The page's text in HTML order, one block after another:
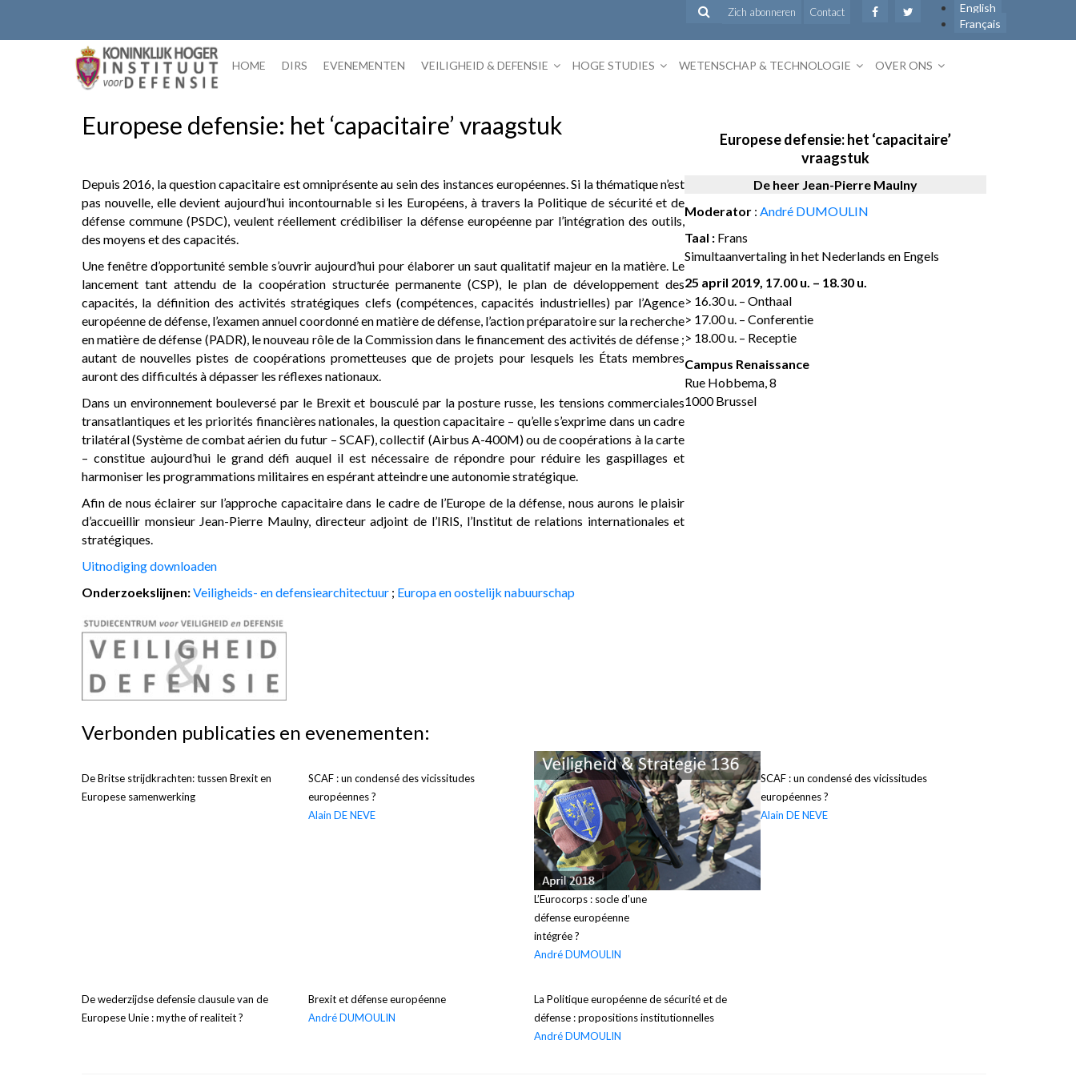
content
English
Français
Zich abonneren Contact
HOME DIRS EVENEMENTEN VEILIGHEID & DEFENSIE HOGE STUDIES WETENSCHAP & TECHNOLOGIE OVER ONS
Europese defensie: het ‘capacitaire’ vraagstuk
Depuis 2016, la question capacitaire est omniprésente au sein des instances européennes. Si la thématique n’est
pas nouvelle, elle devient aujourd’hui incontournable si les Européens, à travers la Politique de sécurité et de
défense commune (PSDC), veulent réellement crédibiliser la défense européenne par l’intégration des outils,
des moyens et des capacités.
Une fenêtre d’opportunité semble s’ouvrir aujourd’hui pour élaborer un saut qualitatif majeur en la matière. Le
lancement tant attendu de la coopération structurée permanente (CSP), le plan de développement des
capacités, la définition des activités stratégiques clefs (compétences, capacités industrielles) par l’Agence
européenne de défense, l’examen annuel coordonné en matière de défense, l’action préparatoire sur la recherche
en matière de défense (PADR), le nouveau rôle de la Commission dans le financement des activités de défense ;
autant de nouvelles pistes de coopérations prometteuses que de projets pour lesquels les États membres
auront des difficultés à dépasser les réflexes nationaux.
Dans un environnement bouleversé par le Brexit et bousculé par la posture russe, les tensions commerciales
transatlantiques et les priorités financières nationales, la question capacitaire – qu’elle s’exprime dans un cadre
trilatéral (Système de combat aérien du futur – SCAF), collectif (Airbus A-400M) ou de coopérations à la carte
– constitue aujourd’hui le grand défi auquel il est nécessaire de répondre pour réduire les gaspillages et
harmoniser les programmations militaires en espérant atteindre une autonomie stratégique.
Afin de nous éclairer sur l’approche capacitaire dans le cadre de l’Europe de la défense, nous aurons le plaisir
d’accueillir monsieur Jean-Pierre Maulny, directeur adjoint de l’IRIS, l’Institut de relations internationales et
stratégiques.
Uitnodiging downloaden
Onderzoekslijnen:Veiligheids- en defensiearchitectuur ; Europa en oostelijk nabuurschap
Europese defensie: het ‘capacitaire’
vraagstuk
De heer Jean-Pierre Maulny
Moderator :André DUMOULIN
Taal : Frans
Simultaanvertaling in het Nederlands en Engels
25 april 2019, 17.00 u. – 18.30 u.
> 16.30 u. – Onthaal
> 17.00 u. – Conferentie
> 18.00 u. – Receptie
Campus Renaissance
Rue Hobbema, 8
1000 Brussel
Verbonden publicaties en evenementen:
De Britse strijdkrachten: tussen Brexit en
Europese samenwerking
SCAF : un condensé des vicissitudes
européennes ?
Alain DE NEVE
L’Eurocorps : socle d’une
défense européenne
intégrée ?
André DUMOULIN
SCAF : un condensé des vicissitudes
européennes ?
Alain DE NEVE
De wederzijdse defensie clausule van de
Europese Unie : mythe of realiteit ?
Brexit et défense européenne
André DUMOULIN
La Politique européenne de sécurité et de
défense : propositions institutionnelles
André DUMOULIN